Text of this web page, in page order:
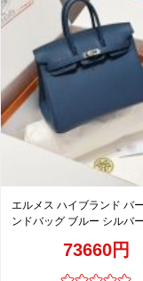
エルメス ハイブランド バ
ンドバッグ ブルー シルバー
73660円